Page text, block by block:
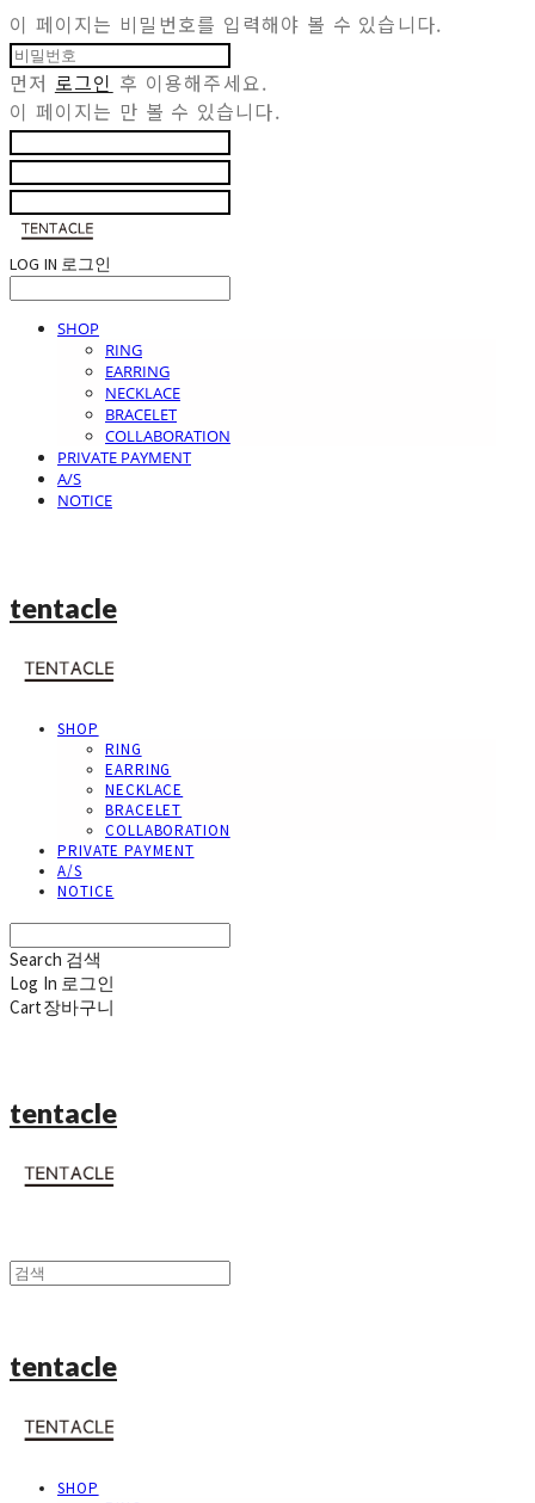
이 페이지는 비밀번호를 입력해야 볼 수 있습니다.
먼저 로그인 후 이용해주세요.
이 페이지는 만 볼 수 있습니다.
LOG IN 로그인
SHOP
RING
EARRING
NECKLACE
BRACELET
COLLABORATION
PRIVATE PAYMENT
A/S
NOTICE
tentacle
SHOP
RING
EARRING
NECKLACE
BRACELET
COLLABORATION
PRIVATE PAYMENT
A/S
NOTICE
Search 검색
Log In 로그인
Cart장바구니
tentacle
tentacle
SHOP